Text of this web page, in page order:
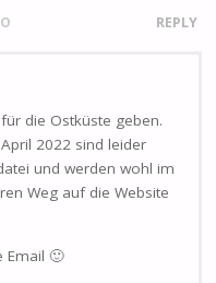
REPLY
die Ostküste geben.
2022 sind leider
und werden wohl im
Weg auf die Website
Email 🙂